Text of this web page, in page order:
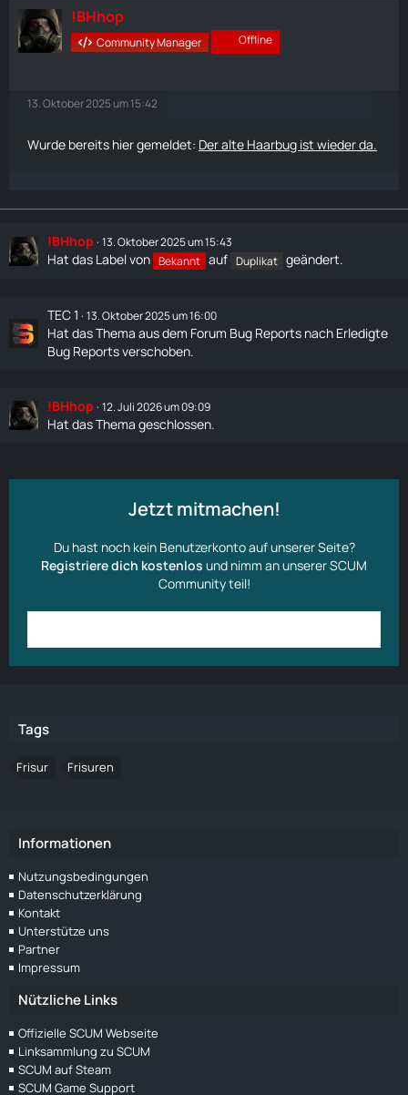
!BHhop
Community Manager Offline
13. Oktober 2025 um 15:42
Wurde bereits hier gemeldet: Der alte Haarbug ist wieder da.
!BHhop 13. Oktober 2025 um 15:43
Hat das Label von Bekannt auf Duplikat geändert.
TEC 1 13. Oktober 2025 um 16:00
Hat das Thema aus dem Forum Bug Reports nach Erledigte
Bug Reportsverschoben.
!BHhop 12. Juli 2026 um 09:09
Hat das Thema geschlossen.
Jetzt mitmachen!
Du hast noch kein Benutzerkonto auf unserer Seite?
Registriere dich kostenlos und nimm an unserer SCUM
Community teil!
Tags
Frisur Frisuren
Informationen
Nutzungsbedingungen
Datenschutzerklärung
Kontakt
Unterstütze uns
Partner
Impressum
Nützliche Links
Offizielle SCUM Webseite
Linksammlung zu SCUM
SCUM auf Steam
SCUM Game Support